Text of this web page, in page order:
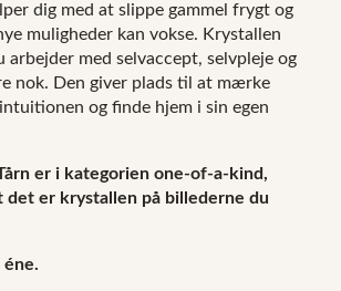
dig med at slippe gammel frygt og
muligheder kan vokse. Krystallen
arbejder med selvaccept, selvpleje og
nok. Den giver plads til at mærke
og finde hjem i sin egen
er i kategorien one-of-a-kind,
det er krystallen på billederne du
éne.